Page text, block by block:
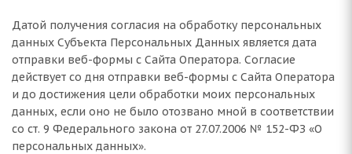
Датой получения согласия на обработку персональных
данных Субъекта Персональных Данных является дата
отправки веб-формы с Сайта Оператора. Согласие
действует со дня отправки веб-формы с Сайта Оператора
и до достижения цели обработки моих персональных
данных, если оно не было отозвано мной в соответствии
со ст. 9 Федерального закона от 27.07.2006 № 152-ФЗ «О
персональных данных».